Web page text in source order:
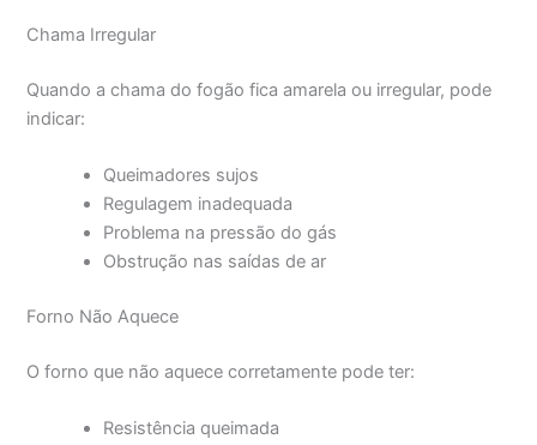
Chama Irregular
Quando a chama do fogão fica amarela ou irregular, pode
indicar:
Queimadores sujos
Regulagem inadequada
Problema na pressão do gás
Obstrução nas saídas de ar
Forno Não Aquece
O forno que não aquece corretamente pode ter:
Resistência queimada